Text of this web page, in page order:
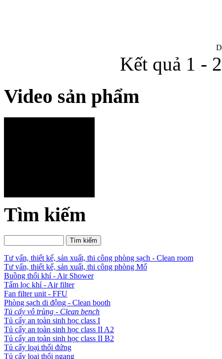
Kết quả 1 -
Video sản phẩm
Tìm kiếm
Tư vấn, thiết kế, sản xuất, thi công phòng sạch - Clean room
Tư vấn, thiết kế, sản xuất, thi công phòng Mổ
Buồng thổi khí - Air Shower
Tấm lọc khí - Air filter
Fan filter unit - FFU
Phòng sạch di động - Clean booth
Tủ cấy vô trùng - Clean bench
Tủ cấy an toàn sinh học class I
Tủ cấy an toàn sinh học class II A2
Tủ cấy an toàn sinh học class II B2
Tủ cấy loại thổi đứng
Tủ cấy loại thổi ngang